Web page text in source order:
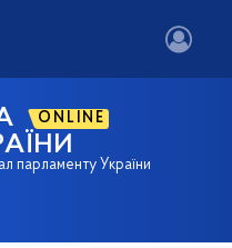
ONLINE
парламенту України